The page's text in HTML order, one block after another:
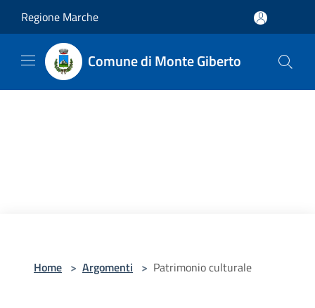
Regione Marche
Comune di Monte Giberto
Home > Argomenti > Patrimonio culturale